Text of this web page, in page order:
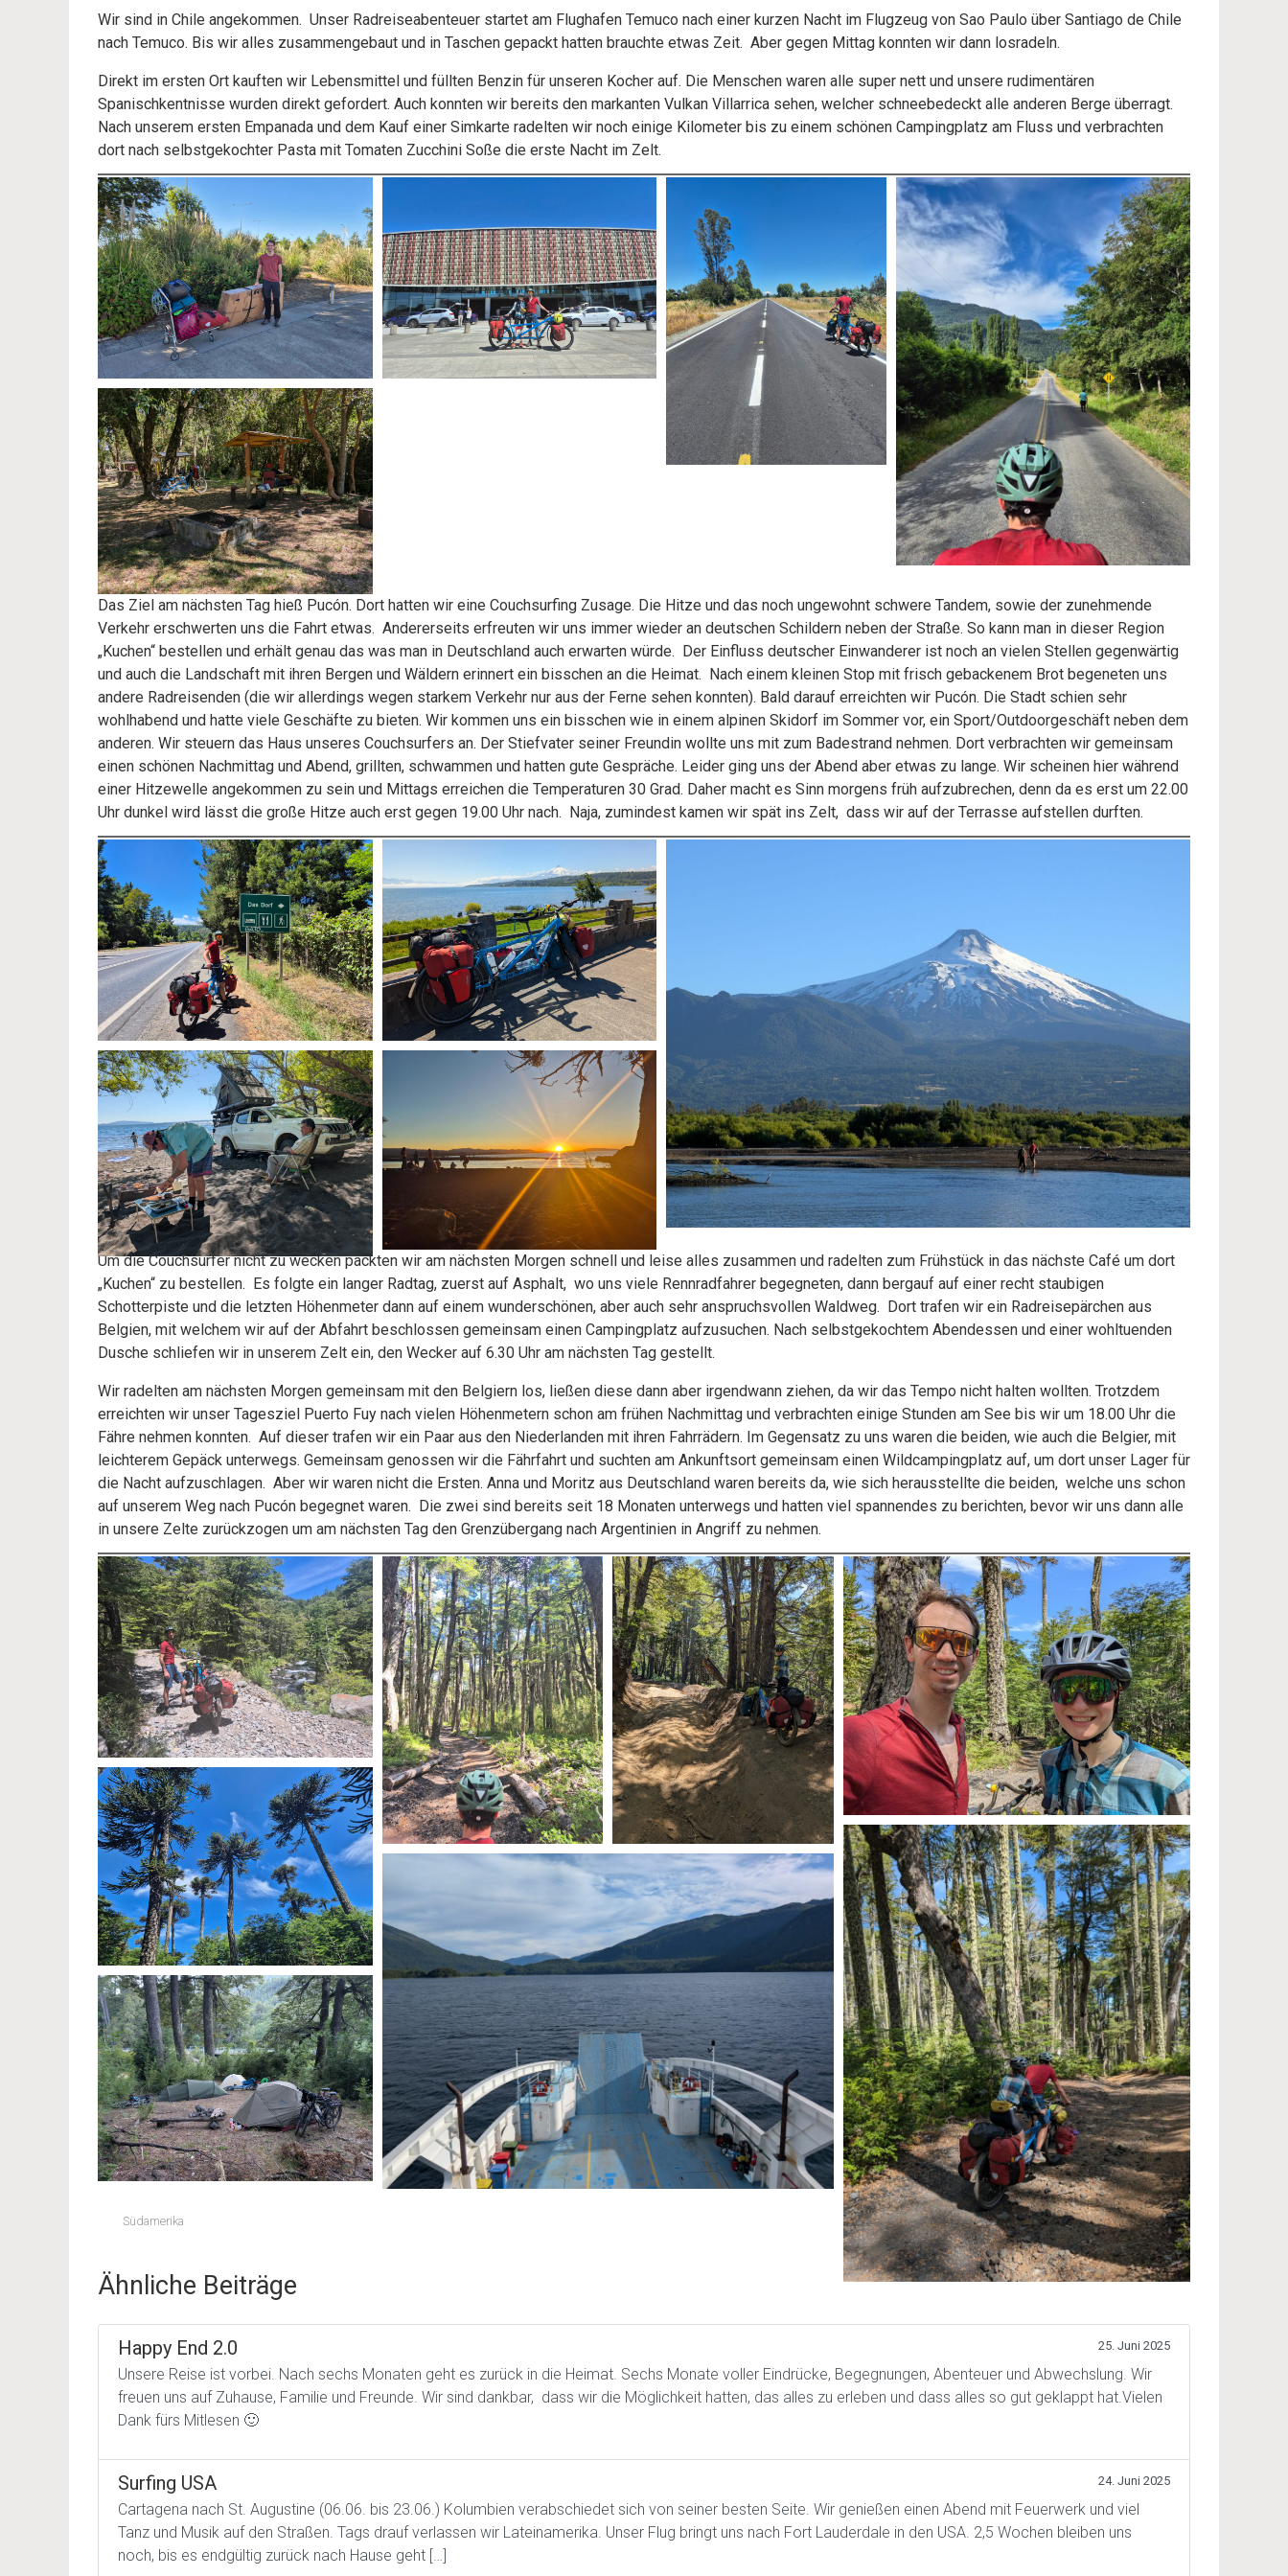
Wir sind in Chile angekommen. Unser Radreiseabenteuer startet am Flughafen Temuco nach einer kurzen Nacht im Flugzeug von Sao Paulo über Santiago de Chile
nach Temuco. Bis wir alles zusammengebaut und in Taschen gepackt hatten brauchte etwas Zeit. Aber gegen Mittag konnten wir dann losradeln.
Direkt im ersten Ort kauften wir Lebensmittel und füllten Benzin für unseren Kocher auf. Die Menschen waren alle super nett und unsere rudimentären
Spanischkentnisse wurden direkt gefordert. Auch konnten wir bereits den markanten Vulkan Villarrica sehen, welcher schneebedeckt alle anderen Berge überragt.
Nach unserem ersten Empanada und dem Kauf einer Simkarte radelten wir noch einige Kilometer bis zu einem schönen Campingplatz am Fluss und verbrachten
dort nach selbstgekochter Pasta mit Tomaten Zucchini Soße die erste Nacht im Zelt.
Das Ziel am nächsten Tag hieß Pucón. Dort hatten wir eine Couchsurfing Zusage. Die Hitze und das noch ungewohnt schwere Tandem, sowie der zunehmende
Verkehr erschwerten uns die Fahrt etwas. Andererseits erfreuten wir uns immer wieder an deutschen Schildern neben der Straße. So kann man in dieser Region
„Kuchen“ bestellen und erhält genau das was man in Deutschland auch erwarten würde. Der Einfluss deutscher Einwanderer ist noch an vielen Stellen gegenwärtig
und auch die Landschaft mit ihren Bergen und Wäldern erinnert ein bisschen an die Heimat. Nach einem kleinen Stop mit frisch gebackenem Brot begeneten uns
andere Radreisenden (die wir allerdings wegen starkem Verkehr nur aus der Ferne sehen konnten). Bald darauf erreichten wir Pucón. Die Stadt schien sehr
wohlhabend und hatte viele Geschäfte zu bieten. Wir kommen uns ein bisschen wie in einem alpinen Skidorf im Sommer vor, ein Sport/Outdoorgeschäft neben dem
anderen. Wir steuern das Haus unseres Couchsurfers an. Der Stiefvater seiner Freundin wollte uns mit zum Badestrand nehmen. Dort verbrachten wir gemeinsam
einen schönen Nachmittag und Abend, grillten, schwammen und hatten gute Gespräche. Leider ging uns der Abend aber etwas zu lange. Wir scheinen hier während
einer Hitzewelle angekommen zu sein und Mittags erreichen die Temperaturen 30 Grad. Daher macht es Sinn morgens früh aufzubrechen, denn da es erst um 22.00
Uhr dunkel wird lässt die große Hitze auch erst gegen 19.00 Uhr nach. Naja, zumindest kamen wir spät ins Zelt, dass wir auf der Terrasse aufstellen durften.
Um die Couchsurfer nicht zu wecken packten wir am nächsten Morgen schnell und leise alles zusammen und radelten zum Frühstück in das nächste Café um dort
„Kuchen“ zu bestellen. Es folgte ein langer Radtag, zuerst auf Asphalt, wo uns viele Rennradfahrer begegneten, dann bergauf auf einer recht staubigen
Schotterpiste und die letzten Höhenmeter dann auf einem wunderschönen, aber auch sehr anspruchsvollen Waldweg. Dort trafen wir ein Radreisepärchen aus
Belgien, mit welchem wir auf der Abfahrt beschlossen gemeinsam einen Campingplatz aufzusuchen. Nach selbstgekochtem Abendessen und einer wohltuenden
Dusche schliefen wir in unserem Zelt ein, den Wecker auf 6.30 Uhr am nächsten Tag gestellt.
Wir radelten am nächsten Morgen gemeinsam mit den Belgiern los, ließen diese dann aber irgendwann ziehen, da wir das Tempo nicht halten wollten. Trotzdem
erreichten wir unser Tagesziel Puerto Fuy nach vielen Höhenmetern schon am frühen Nachmittag und verbrachten einige Stunden am See bis wir um 18.00 Uhr die
Fähre nehmen konnten. Auf dieser trafen wir ein Paar aus den Niederlanden mit ihren Fahrrädern. Im Gegensatz zu uns waren die beiden, wie auch die Belgier, mit
leichterem Gepäck unterwegs. Gemeinsam genossen wir die Fährfahrt und suchten am Ankunftsort gemeinsam einen Wildcampingplatz auf, um dort unser Lager für
die Nacht aufzuschlagen. Aber wir waren nicht die Ersten. Anna und Moritz aus Deutschland waren bereits da, wie sich herausstellte die beiden, welche uns schon
auf unserem Weg nach Pucón begegnet waren. Die zwei sind bereits seit 18 Monaten unterwegs und hatten viel spannendes zu berichten, bevor wir uns dann alle
in unsere Zelte zurückzogen um am nächsten Tag den Grenzübergang nach Argentinien in Angriff zu nehmen.
Südamerika
Ähnliche Beiträge
Happy End 2.0 25. Juni 2025
Unsere Reise ist vorbei. Nach sechs Monaten geht es zurück in die Heimat. Sechs Monate voller Eindrücke, Begegnungen, Abenteuer und Abwechslung. Wir
freuen uns auf Zuhause, Familie und Freunde. Wir sind dankbar, dass wir die Möglichkeit hatten, das alles zu erleben und dass alles so gut geklappt hat.Vielen
Dank fürs Mitlesen 🙂
Surfing USA 24. Juni 2025
Cartagena nach St. Augustine (06.06. bis 23.06.) Kolumbien verabschiedet sich von seiner besten Seite. Wir genießen einen Abend mit Feuerwerk und viel
Tanz und Musik auf den Straßen. Tags drauf verlassen wir Lateinamerika. Unser Flug bringt uns nach Fort Lauderdale in den USA. 2,5 Wochen bleiben uns
noch, bis es endgültig zurück nach Hause geht […]